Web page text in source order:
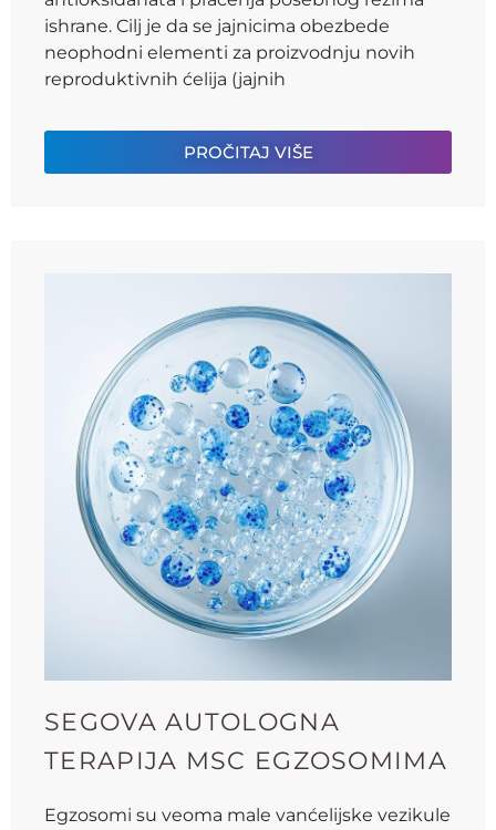
ishrane. Cilj je da se jajnicima obezbede
neophodni elementi za proizvodnju novih
reproduktivnih ćelija (jajnih
PROČITAJ VIŠE
SEGOVA AUTOLOGNA
TERAPIJA MSC EGZOSOMIMA
Egzosomi su veoma male vanćelijske vezikule